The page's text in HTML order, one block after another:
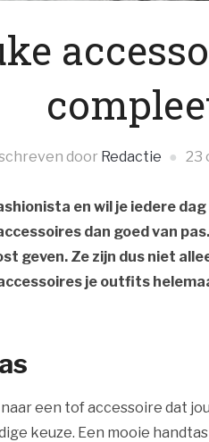
door Redactie 23
en wil je iedere
dan goed van
geven. Ze zijn dus niet
je outfits
een tof accessoire dat
keuze. Een mooie